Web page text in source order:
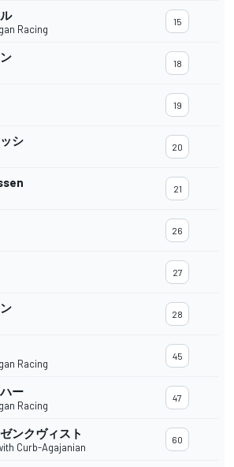
Racing
15
18
19
シ 20
21
26
27
28
Racing
45
ー
Racing
47
ンクヴィスト
Curb-Agajanian
60